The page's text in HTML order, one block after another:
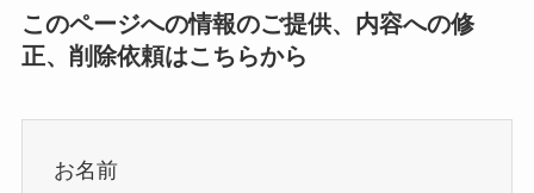
このページへの情報のご提供、内容への修
正、削除依頼はこちらから
お名前